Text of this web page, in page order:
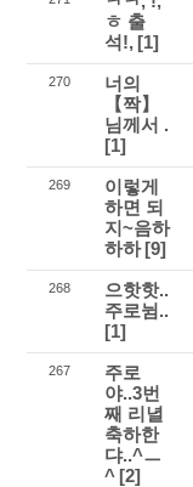
ㅎ 출
석!, [1]
270
너의
【짝】
님께서 .
[1]
269
이렇게
하면 되
지~음하
하하[9]
268
으핫핫..
주로뉨..
[1]
267
주로
야..3번
째 리녈
축하한
댜..^ㅡ
^ [2]